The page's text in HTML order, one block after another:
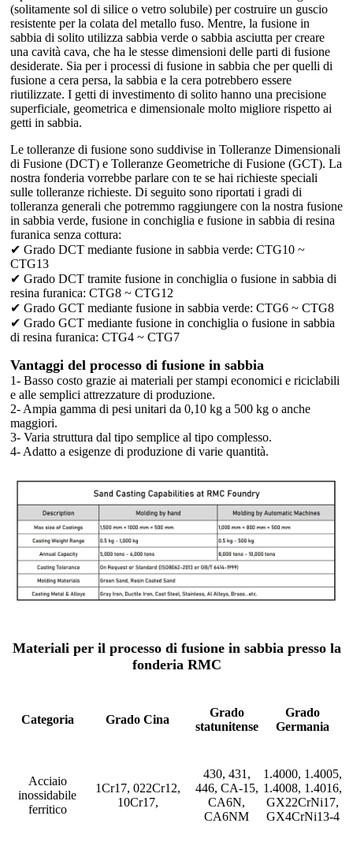
(solitamente sol di silice o vetro solubile) per costruire un guscio
resistente per la colata del metallo fuso. Mentre, la fusione in
sabbia di solito utilizza sabbia verde o sabbia asciutta per creare
una cavità cava, che ha le stesse dimensioni delle parti di fusione
desiderate. Sia per i processi di fusione in sabbia che per quelli di
fusione a cera persa, la sabbia e la cera potrebbero essere
riutilizzate. I getti di investimento di solito hanno una precisione
superficiale, geometrica e dimensionale molto migliore rispetto ai
getti in sabbia.
Le tolleranze di fusione sono suddivise in Tolleranze Dimensionali
di Fusione (DCT) e Tolleranze Geometriche di Fusione (GCT). La
nostra fonderia vorrebbe parlare con te se hai richieste speciali
sulle tolleranze richieste. Di seguito sono riportati i gradi di
tolleranza generali che potremmo raggiungere con la nostra fusione
in sabbia verde, fusione in conchiglia e fusione in sabbia di resina
furanica senza cottura:
✔ Grado DCT mediante fusione in sabbia verde: CTG10 ~
CTG13
✔ Grado DCT tramite fusione in conchiglia o fusione in sabbia di
resina furanica: CTG8 ~ CTG12
✔ Grado GCT mediante fusione in sabbia verde: CTG6 ~ CTG8
✔ Grado GCT mediante fusione in conchiglia o fusione in sabbia
di resina furanica: CTG4 ~ CTG7
Vantaggi del processo di fusione in sabbia
1- Basso costo grazie ai materiali per stampi economici e riciclabili
e alle semplici attrezzature di produzione.
2- Ampia gamma di pesi unitari da 0,10 kg a 500 kg o anche
maggiori.
3- Varia struttura dal tipo semplice al tipo complesso.
4- Adatto a esigenze di produzione di varie quantità.
Materiali per il processo di fusione in sabbia presso la
fonderia RMC
Categoria Grado Cina
Grado
statunitense
Grado
Germania
Acciaio
inossidabile
ferritico
1Cr17, 022Cr12,
10Cr17,
430, 431,
446, CA-15,
CA6N,
CA6NM
1.4000, 1.4005,
1.4008, 1.4016,
GX22CrNi17,
GX4CrNi13-4